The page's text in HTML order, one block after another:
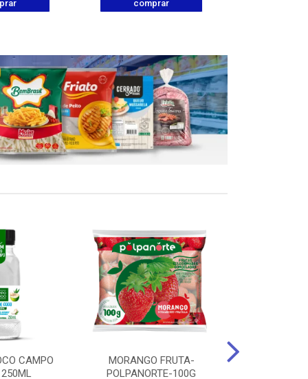
comprar
CAMPO
MORANGO FRUTA-
POLPANORTE-100G